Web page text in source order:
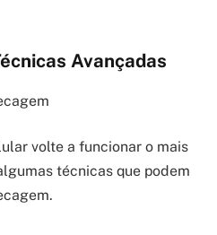
Avançadas
volte a funcionar o mais
técnicas que podem